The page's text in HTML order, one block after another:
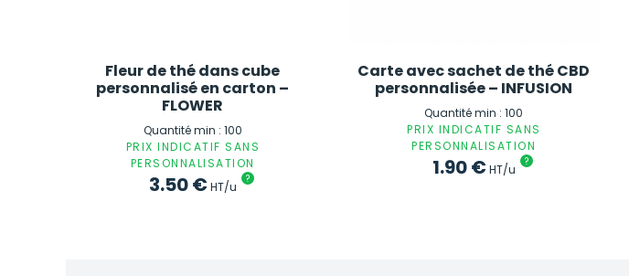
Fleur de thé dans cube
personnalisé en carton –
FLOWER
Quantité min : 100
PRIX INDICATIF SANS
PERSONNALISATION
3.50€HT/u
?
Carte avec sachet de thé CBD
personnalisée – INFUSION
Quantité min : 100
PRIX INDICATIF SANS
PERSONNALISATION
1.90€HT/u
?